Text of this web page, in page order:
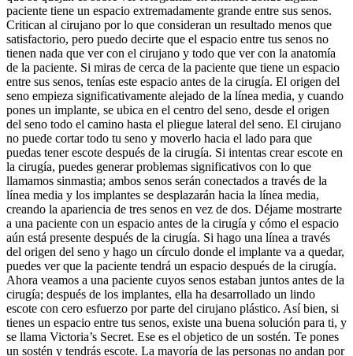
paciente tiene un espacio extremadamente grande entre sus senos.
Critican al cirujano por lo que consideran un resultado menos que
satisfactorio, pero puedo decirte que el espacio entre tus senos no
tienen nada que ver con el cirujano y todo que ver con la anatomía
de la paciente. Si miras de cerca de la paciente que tiene un espacio
entre sus senos, tenías este espacio antes de la cirugía. El origen del
seno empieza significativamente alejado de la línea media, y cuando
pones un implante, se ubica en el centro del seno, desde el origen
del seno todo el camino hasta el pliegue lateral del seno. El cirujano
no puede cortar todo tu seno y moverlo hacia el lado para que
puedas tener escote después de la cirugía. Si intentas crear escote en
la cirugía, puedes generar problemas significativos con lo que
llamamos sinmastia; ambos senos serán conectados a través de la
línea media y los implantes se desplazarán hacia la línea media,
creando la apariencia de tres senos en vez de dos. Déjame mostrarte
a una paciente con un espacio antes de la cirugía y cómo el espacio
aún está presente después de la cirugía. Si hago una línea a través
del origen del seno y hago un círculo donde el implante va a quedar,
puedes ver que la paciente tendrá un espacio después de la cirugía.
Ahora veamos a una paciente cuyos senos estaban juntos antes de la
cirugía; después de los implantes, ella ha desarrollado un lindo
escote con cero esfuerzo por parte del cirujano plástico. Así bien, si
tienes un espacio entre tus senos, existe una buena solución para ti, y
se llama Victoria’s Secret. Ese es el objetico de un sostén. Te pones
un sostén y tendrás escote. La mayoría de las personas no andan por